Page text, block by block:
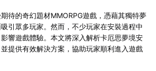
待的奇幻題材MMORPG遊戲，憑藉其獨特夢
引眾多玩家。然而，不少玩家在安裝過程中
響遊戲體驗。本文將深入解析卡厄思夢境安
提供有效解決方案，協助玩家順利進入遊戲